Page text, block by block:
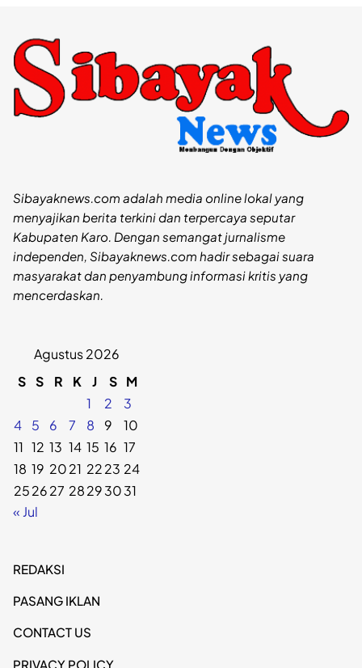
Sibayaknews.com adalah media online lokal yang
menyajikan berita terkini dan terpercaya seputar
Kabupaten Karo. Dengan semangat jurnalisme
independen, Sibayaknews.com hadir sebagai suara
masyarakat dan penyambung informasi kritis yang
mencerdaskan.
Agustus 2026
S S R K J S M
1
2
3
4
5 6 7 8 9
10
11 12 13 14 15 16 17
18 19 2021 2223 24
252627 28293031
« Jul
REDAKSI
PASANG IKLAN
CONTACT US
PRIVACY POLICY